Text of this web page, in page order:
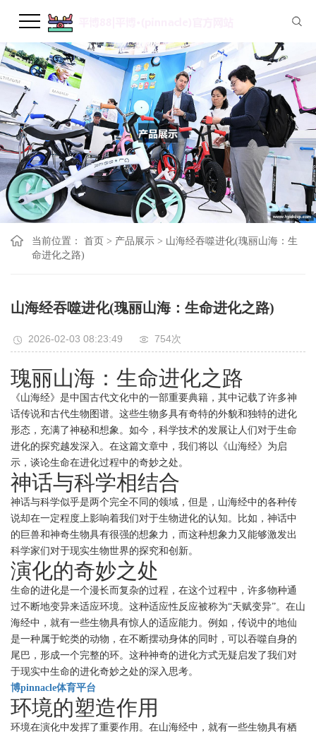
当前位置： 首页 > 产品展示 > 山海经吞噬进化(瑰丽山海：生
命进化之路)
山海经吞噬进化(瑰丽山海：生命进化之路)
2026-02-03 08:23:49 754次
瑰丽山海：生命进化之路
《山海经》是中国古代文化中的一部重要典籍，其中记载了许多神
话传说和古代生物图谱。这些生物多具有奇特的外貌和独特的进化
形态，充满了神秘和想象。如今，科学技术的发展让人们对于生命
进化的探究越发深入。在这篇文章中，我们将以《山海经》为启
示，谈论生命在进化过程中的奇妙之处。
神话与科学相结合
神话与科学似乎是两个完全不同的领域，但是，山海经中的各种传
说却在一定程度上影响着我们对于生物进化的认知。比如，神话中
的巨兽和神奇生物具有很强的想象力，而这种想象力又能够激发出
科学家们对于现实生物世界的探究和创新。
演化的奇妙之处
生命的进化是一个漫长而复杂的过程，在这个过程中，许多物种通
过不断地变异来适应环境。这种适应性反应被称为“天赋变异”。在山
海经中，就有一些生物具有惊人的适应能力。例如，传说中的地仙
是一种属于蛇类的动物，在不断摆动身体的同时，可以吞噬自身的
尾巴，形成一个完整的环。这种神奇的进化方式无疑启发了我们对
于现实中生命的进化奇妙之处的深入思考。
博pinnacle体育平台
环境的塑造作用
环境在演化中发挥了重要作用。在山海经中，就有一些生物具有栖